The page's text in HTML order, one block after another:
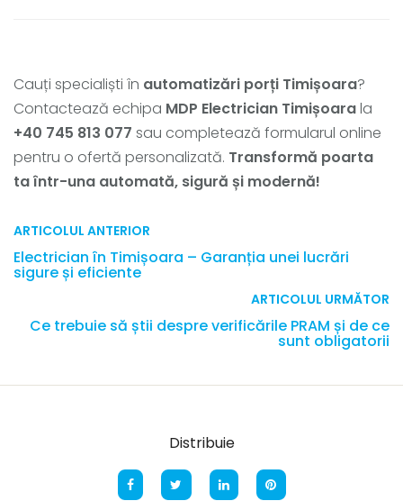
Cauți specialiști în automatizări porți Timișoara?
Contactează echipa MDP Electrician Timișoarala
+40 745 813 077 sau completează formularul online
pentru o ofertă personalizată. Transformă poarta
ta într-una automată, sigură și modernă!
ARTICOLUL ANTERIOR
Electrician în Timișoara – Garanția unei lucrări
sigure și eficiente
ARTICOLUL URMĂTOR
Ce trebuie să știi despre verificările PRAM și de ce
sunt obligatorii
Distribuie